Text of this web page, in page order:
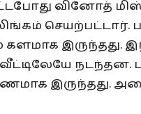
வினோத்
செயற்பட்டார்.
களமாக
நடந்தன.
இருந்தது.